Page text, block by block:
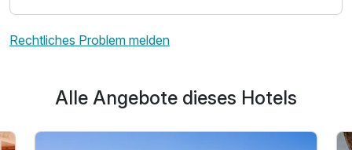
Rechtliches Problem melden
Alle Angebote dieses Hotels